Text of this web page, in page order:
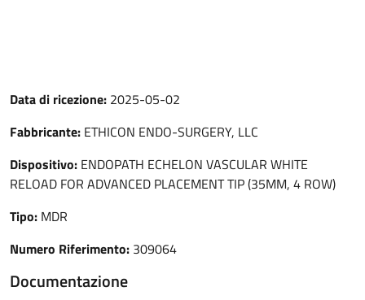
Data di ricezione: 2025-05-02
Fabbricante: ETHICON ENDO-SURGERY, LLC
Dispositivo: ENDOPATH ECHELON VASCULAR WHITE
RELOAD FOR ADVANCED PLACEMENT TIP (35MM, 4 ROW)
Tipo: MDR
Numero Riferimento: 309064
Documentazione